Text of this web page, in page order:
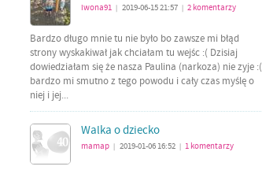
iwona91 2019-06-15 21:57 2 komentarzy
Bardzo długo mnie tu nie było bo zawsze mi błąd
strony wyskakiwał jak chciałam tu wejśc :( Dzisiaj
dowiedziałam się że nasza Paulina (narkoza) nie zyje :(
bardzo mi smutno z tego powodu i cały czas myślę o
niej i jej...
Walka o dziecko
mamap 2019-01-06 16:52 1 komentarzy